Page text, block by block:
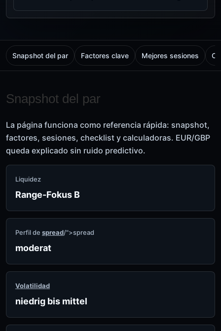
Snapshot del par Factores clave Mejores sesiones
Snapshot del par
La página funciona como referencia rápida: snapshot,
factores, sesiones, checklist y calculadoras. EUR/GBP
queda explicado sin ruido predictivo.
Liquidez
Range-Fokus B
Perfil de spread/">spread
moderat
Volatilidad
niedrig bis mittel